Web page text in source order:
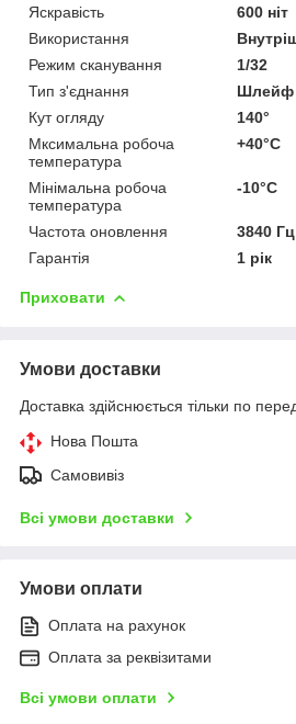
Яскравість
600 ніт
Використання
Режим сканування
1/32
Тип з'єднання
Шлейф
Кут огляду
140°
Мксимальна робоча
температура
+40°C
Мінімальна робоча
температура
-10°C
Частота оновлення
3840 Гц
Гарантія
1 рік
Приховати
Умови доставки
Доставка здійснюється тільки по
Нова Пошта
Самовивіз
Всі умови доставки
Умови оплати
Оплата на рахунок
Оплата за реквізитами
Всі умови оплати